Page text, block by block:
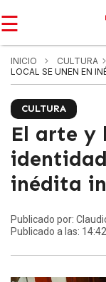
☰
INICIO CULTURA
LOCAL SE UNEN EN
CULTURA
El arte y
inédita
Publicado por:
Publicado a las: 14:42